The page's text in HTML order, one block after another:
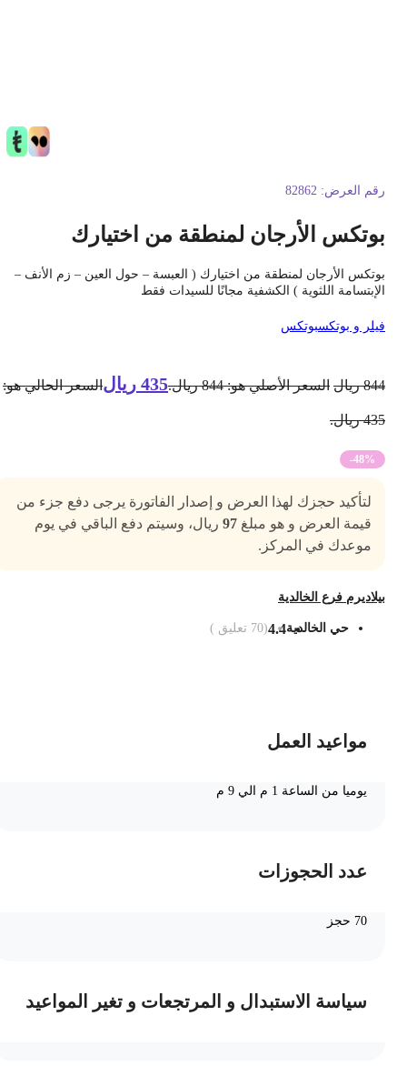
العرض: 82862
الأرجان لمنطقة من اختيارك
الأرجان لمنطقة من اختيارك ( العبسة – حول العين – زم الأنف –
اللثوية ) الكشفية مجانًا للسيدات فقط
و بوتكسبوتكس
ريال السعر الأصلي هو: 844 ريال. 435 ريال السعر الحالي هو:
-48%
لتأكيد حجزك لهذا العرض و إصدار الفاتورة يرجى دفع جزء من
قيمة العرض و هو مبلغ97ريال، وسيتم دفع الباقي في يوم
موعدك في المركز.
فرع الخالدية
حي الخالدية4.4
(
70تعليق )
مواعيد العمل
يوميا من الساعة 1 م الي 9 م
عدد الحجوزات
سياسة الاستبدال و المرتجعات و تغير المواعيد